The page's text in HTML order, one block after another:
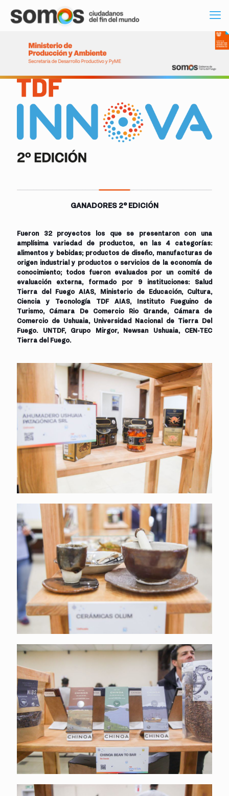
GANADORES 2° EDICIÓN
Fueron 32 proyectos los que se presentaron con una
amplísima variedad de productos, en las 4 categorías:
alimentos y bebidas; productos de diseño, manufacturas de
origen industrial y productos o servicios de la economía de
conocimiento; todos fueron evaluados por un comité de
evaluación externa, formado por 9 instituciones: Salud
Tierra del Fuego AIAS, Ministerio de Educación, Cultura,
Ciencia y Tecnología TDF AIAS, Instituto Fueguino de
Turismo, Cámara De Comercio Rio Grande, Cámara de
Comercio de Ushuaia, Universidad Nacional de Tierra Del
Fuego. UNTDF, Grupo Mirgor, Newsan Ushuaia, CEN-TEC
Tierra del Fuego.